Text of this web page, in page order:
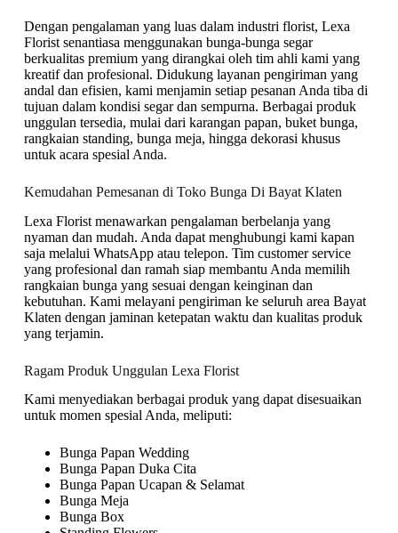
Dengan pengalaman yang luas dalam industri florist, Lexa
Florist senantiasa menggunakan bunga-bunga segar
berkualitas premium yang dirangkai oleh tim ahli kami yang
kreatif dan profesional. Didukung layanan pengiriman yang
andal dan efisien, kami menjamin setiap pesanan Anda tiba di
tujuan dalam kondisi segar dan sempurna. Berbagai produk
unggulan tersedia, mulai dari karangan papan, buket bunga,
rangkaian standing, bunga meja, hingga dekorasi khusus
untuk acara spesial Anda.
Kemudahan Pemesanan di Toko Bunga Di Bayat Klaten
Lexa Florist menawarkan pengalaman berbelanja yang
nyaman dan mudah. Anda dapat menghubungi kami kapan
saja melalui WhatsApp atau telepon. Tim customer service
yang profesional dan ramah siap membantu Anda memilih
rangkaian bunga yang sesuai dengan keinginan dan
kebutuhan. Kami melayani pengiriman ke seluruh area Bayat
Klaten dengan jaminan ketepatan waktu dan kualitas produk
yang terjamin.
Ragam Produk Unggulan Lexa Florist
Kami menyediakan berbagai produk yang dapat disesuaikan
untuk momen spesial Anda, meliputi:
Bunga Papan Wedding
Bunga Papan Duka Cita
Bunga Papan Ucapan & Selamat
Bunga Meja
Bunga Box